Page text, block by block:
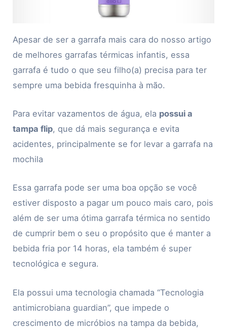
Apesar de ser a garrafa mais cara do nosso artigo
de melhores garrafas térmicas infantis, essa
garrafa é tudo o que seu filho(a) precisa para ter
sempre uma bebida fresquinha à mão.
Para evitar vazamentos de água, ela possui a
tampa flip, que dá mais segurança e evita
acidentes, principalmente se for levar a garrafa na
mochila
Essa garrafa pode ser uma boa opção se você
estiver disposto a pagar um pouco mais caro, pois
além de ser uma ótima garrafa térmica no sentido
de cumprir bem o seu o propósito que é manter a
bebida fria por 14 horas, ela também é super
tecnológica e segura.
Ela possui uma tecnologia chamada “Tecnologia
antimicrobiana guardian”, que impede o
crescimento de micróbios na tampa da bebida,